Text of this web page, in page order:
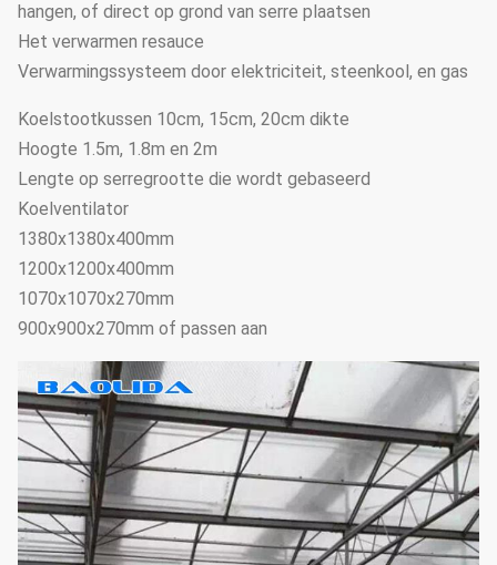
hangen, of direct op grond van serre plaatsen
Het verwarmen resauce
Verwarmingssysteem door elektriciteit, steenkool, en gas
Koelstootkussen 10cm, 15cm, 20cm dikte
Hoogte 1.5m, 1.8m en 2m
Lengte op serregrootte die wordt gebaseerd
Koelventilator
1380x1380x400mm
1200x1200x400mm
1070x1070x270mm
900x900x270mm of passen aan